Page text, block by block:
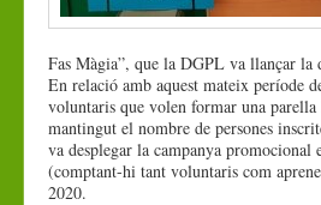
Fas Màgia”, que la DGPL va llançar la
En relació amb aquest mateix període
voluntaris que volen formar una
mantingut el nombre de persones
va desplegar la campanya
(comptant-hi tant voluntaris com
2020.